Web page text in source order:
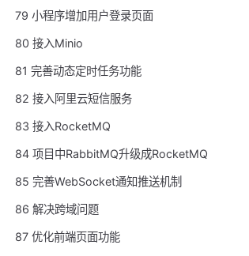
79 小程序增加用户登录页面
80 接入Minio
81 完善动态定时任务功能
82 接入阿里云短信服务
83 接入RocketMQ
84 项目中RabbitMQ升级成RocketMQ
85 完善WebSocket通知推送机制
86 解决跨域问题
87 优化前端页面功能